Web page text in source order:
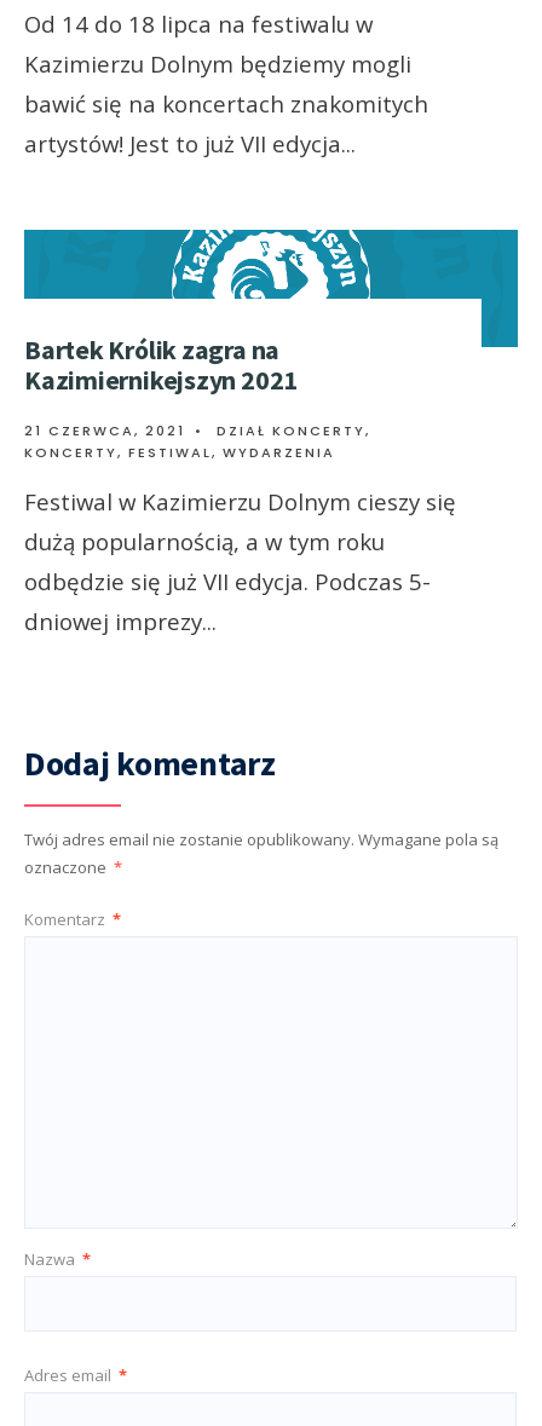
Od 14 do 18 lipca na festiwalu w
Kazimierzu Dolnym będziemy mogli
bawić się na koncertach znakomitych
artystów! Jest to już VII edycja...
Bartek Królik zagra na
Kazimiernikejszyn 2021
21 CZERWCA, 2021 • DZIAŁ KONCERTY,
KONCERTY, FESTIWAL, WYDARZENIA
Festiwal w Kazimierzu Dolnym cieszy się
dużą popularnością, a w tym roku
odbędzie się już VII edycja. Podczas 5-
dniowej imprezy...
Dodaj komentarz
Twój adres email nie zostanie opublikowany. Wymagane pola są
oznaczone *
Komentarz *
Nazwa *
Adres email *